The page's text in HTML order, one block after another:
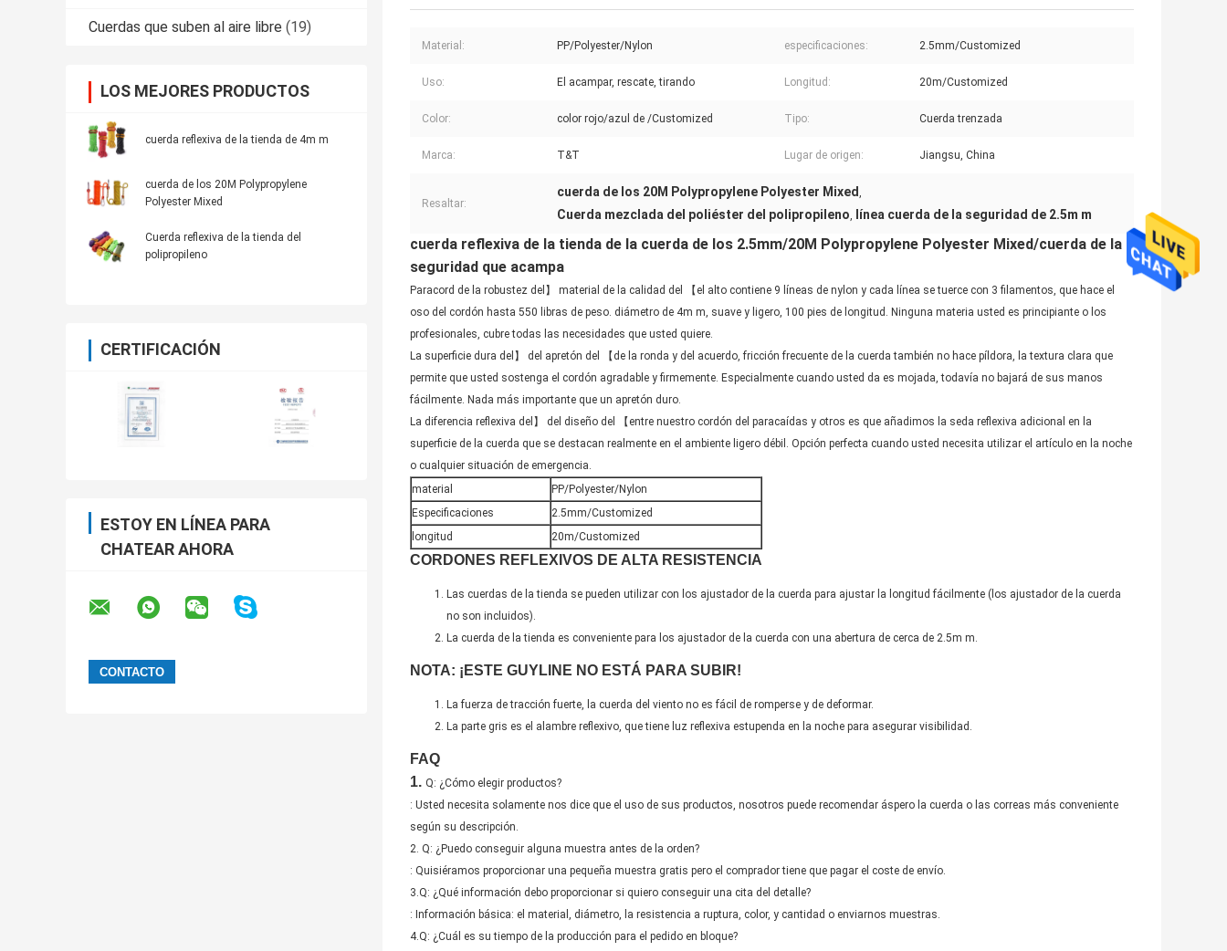
Cuerdas que suben al aire libre (19)
LOS MEJORES PRODUCTOS
cuerda reflexiva de la tienda de 4m m
cuerda de los 20M Polypropylene
Polyester Mixed
Cuerda reflexiva de la tienda del
polipropileno
CERTIFICACIÓN
ESTOY EN LÍNEA PARA
CHATEAR AHORA
Material: PP/Polyester/Nylon especificaciones: 2.5mm/Customized
Uso: El acampar, rescate, tirando Longitud: 20m/Customized
Color: color rojo/azul de /Customized Tipo: Cuerda trenzada
Marca: T&T Lugar de origen: Jiangsu, China
Resaltar:
cuerda de los 20M Polypropylene Polyester Mixed,
Cuerda mezclada del poliéster del polipropileno, línea cuerda de la seguridad de 2.5m m
cuerda reflexiva de la tienda de la cuerda de los 2.5mm/20M Polypropylene Polyester Mixed/cuerda de la
seguridad que acampa
Paracord de la robustez del】 material de la calidad del 【el alto contiene 9 líneas de nylon y cada línea se tuerce con 3 filamentos, que hace el
oso del cordón hasta 550 libras de peso. diámetro de 4m m, suave y ligero, 100 pies de longitud. Ninguna materia usted es principiante o los
profesionales, cubre todas las necesidades que usted quiere.
La superficie dura del】 del apretón del 【de la ronda y del acuerdo, fricción frecuente de la cuerda también no hace píldora, la textura clara que
permite que usted sostenga el cordón agradable y firmemente. Especialmente cuando usted da es mojada, todavía no bajará de sus manos
fácilmente. Nada más importante que un apretón duro.
La diferencia reflexiva del】 del diseño del 【entre nuestro cordón del paracaídas y otros es que añadimos la seda reflexiva adicional en la
superficie de la cuerda que se destacan realmente en el ambiente ligero débil. Opción perfecta cuando usted necesita utilizar el artículo en la noche
o cualquier situación de emergencia.
material
PP/Polyester/Nylon
Especificaciones
2.5mm/Customized
longitud
20m/Customized
CORDONES REFLEXIVOS DE ALTA RESISTENCIA
Las cuerdas de la tienda se pueden utilizar con los ajustador de la cuerda para ajustar la longitud fácilmente (los ajustador de la cuerda
no son incluidos).
La cuerda de la tienda es conveniente para los ajustador de la cuerda con una abertura de cerca de 2.5m m.
NOTA: ¡ESTE GUYLINE NO ESTÁ PARA SUBIR!
La fuerza de tracción fuerte, la cuerda del viento no es fácil de romperse y de deformar.
La parte gris es el alambre reflexivo, que tiene luz reflexiva estupenda en la noche para asegurar visibilidad.
FAQ
1. Q: ¿Cómo elegir productos?
: Usted necesita solamente nos dice que el uso de sus productos, nosotros puede recomendar áspero la cuerda o las correas más conveniente
según su descripción.
2. Q: ¿Puedo conseguir alguna muestra antes de la orden?
: Quisiéramos proporcionar una pequeña muestra gratis pero el comprador tiene que pagar el coste de envío.
3.Q: ¿Qué información debo proporcionar si quiero conseguir una cita del detalle?
: Información básica: el material, diámetro, la resistencia a ruptura, color, y cantidad o enviarnos muestras.
4.Q: ¿Cuál es su tiempo de la producción para el pedido en bloque?